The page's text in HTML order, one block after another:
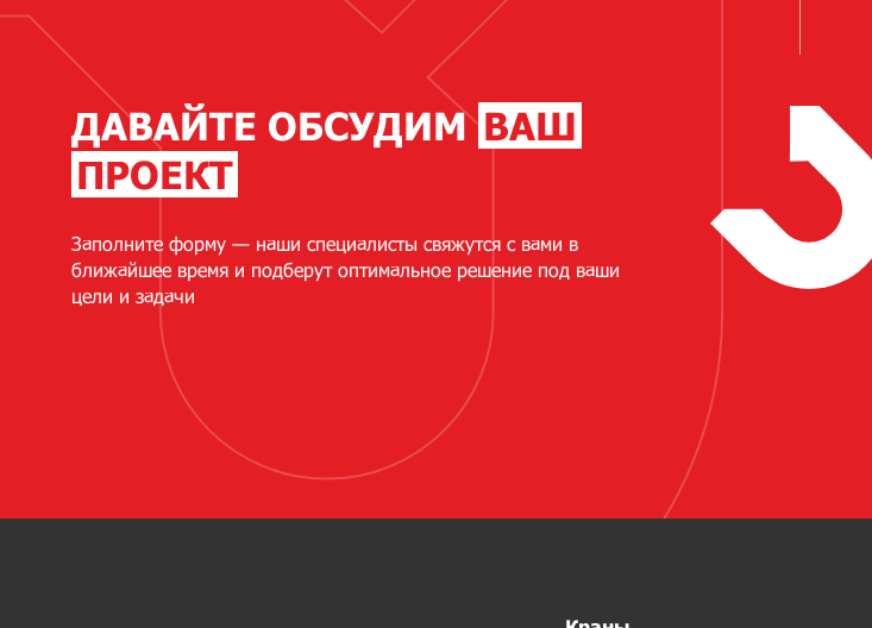
ДАВАЙТЕ ОБСУДИМВАШ
ПРОЕКТ
Заполните форму — наши специалисты свяжутся с вами в
ближайшее время и подберут оптимальное решение под ваши
цели и задачи